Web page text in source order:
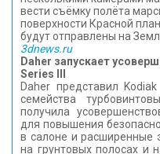
вести съёмку полёта
поверхности Красной
будут отправлены на
3dnews.ru
Daher запускает
Series III
Daher представил
семейства
получила
для повышения
в салоне и расширенные
на грунтовых полосах и